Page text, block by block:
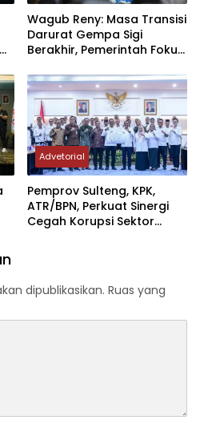
Wagub Reny: Masa Transisi
Darurat Gempa Sigi
Berakhir, Pemerintah Fokus
Advetorial
Pemprov Sulteng, KPK,
ATR/BPN, Perkuat Sinergi
Cegah Korupsi Sektor
dipublikasikan. Ruas yang